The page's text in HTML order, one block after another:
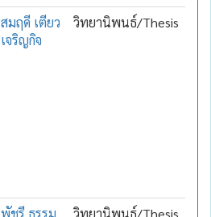
สมฤดี เตียว
เจริญกิจ
วิทยานิพนธ์/Thesis
พัชรี ธรรม
วิทยานิพนธ์/Thesis